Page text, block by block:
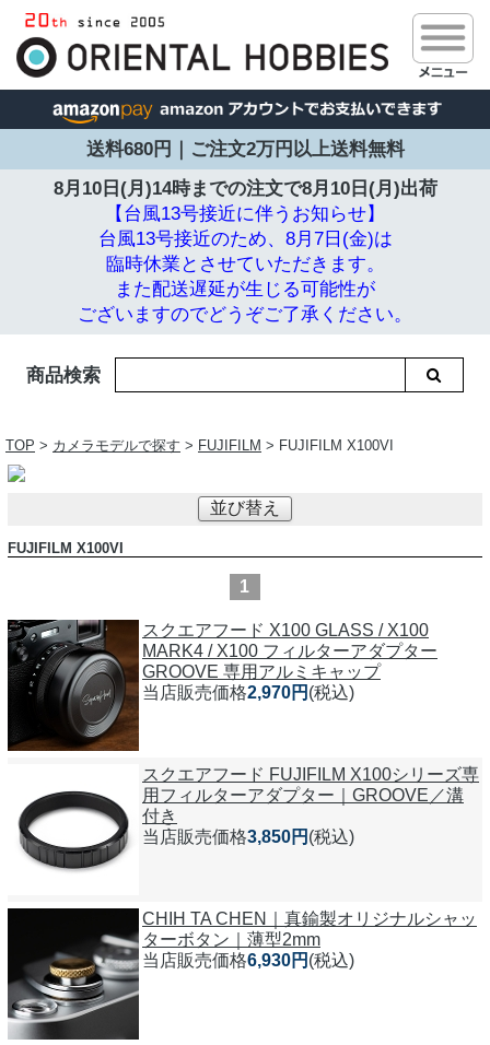
送料680円｜ご注文2万円以上送料無料
8月10日(月)14時までの注文で8月10日(月)出荷
【台風13号接近に伴うお知らせ】
台風13号接近のため、8月7日(金)は
臨時休業とさせていただきます。
また配送遅延が生じる可能性が
ございますのでどうぞご了承ください。
商品検索
TOP > カメラモデルで探す > FUJIFILM > FUJIFILM X100VI
並び替え
FUJIFILM X100VI
1
スクエアフード X100 GLASS / X100
MARK4 / X100 フィルターアダプター
GROOVE 専用アルミキャップ
当店販売価格2,970円 (税込)
スクエアフード FUJIFILM X100シリーズ専
用フィルターアダプター｜GROOVE／溝
付き
当店販売価格3,850円 (税込)
CHIH TA CHEN｜真鍮製オリジナルシャッ
ターボタン｜薄型2mm
当店販売価格6,930円 (税込)